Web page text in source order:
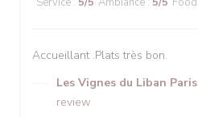
Accueillant .Plats très bon.
Les Vignes du Liban Paris
review